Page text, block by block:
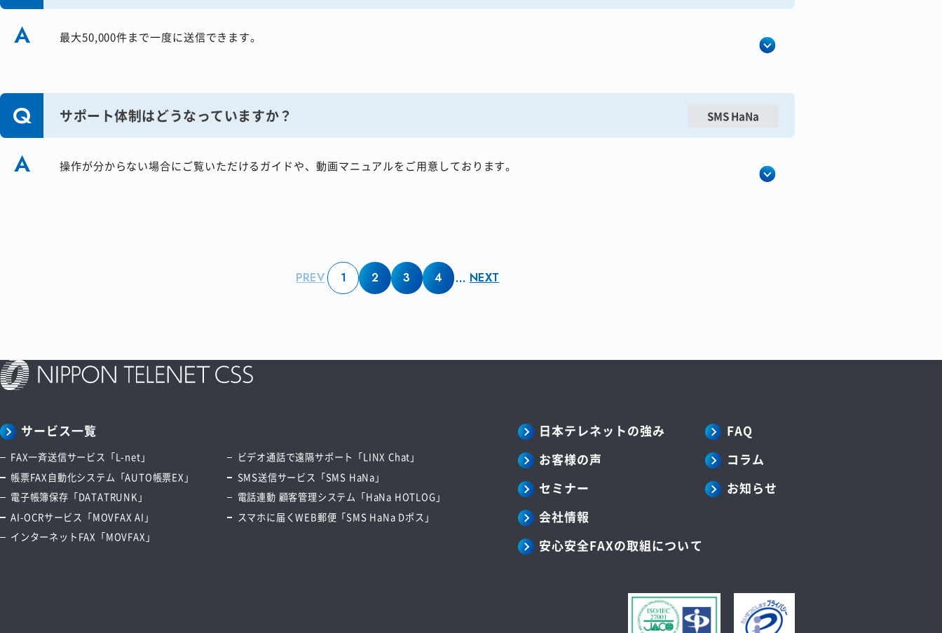
最大50,000件まで一度に送信できます。
サポート体制はどうなっていますか？ SMS HaNa
操作が分からない場合にご覧いただけるガイドや、動画マニュアルをご用意しております。
PREV 1 2 3 4 … NEXT
サービス一覧
FAX一斉送信サービス「L-net」
帳票FAX自動化システム「AUTO帳票EX」
電子帳簿保存「DATATRUNK」
AI-OCRサービス「MOVFAX AI」
インターネットFAX「MOVFAX」
ビデオ通話で遠隔サポート「LINX Chat」
SMS送信サービス「SMS HaNa」
電話連動 顧客管理システム「HaNa HOTLOG」
スマホに届くWEB郵便「SMS HaNa Dポス」
日本テレネットの強み
お客様の声
セミナー
FAQ
コラム
お知らせ
会社情報
安心安全FAXの取組について